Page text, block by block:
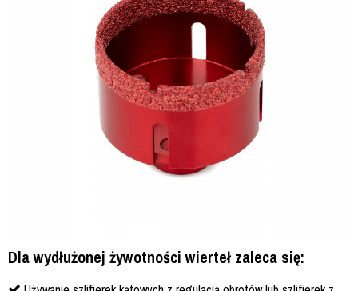
Dla wydłużonej żywotności wierteł zaleca się: